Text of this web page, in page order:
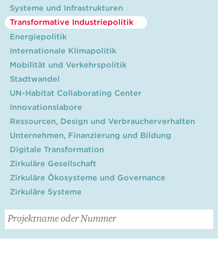
Systeme und Infrastrukturen
Transformative Industriepolitik
Energiepolitik
Internationale Klimapolitik
Mobilität und Verkehrspolitik
Stadtwandel
UN-Habitat Collaborating Center
Innovationslabore
Ressourcen, Design und Verbraucherverhalten
Unternehmen, Finanzierung und Bildung
Digitale Transformation
Zirkuläre Gesellschaft
Zirkuläre Ökosysteme und Governance
Zirkuläre Systeme